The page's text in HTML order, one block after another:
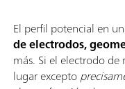
El perfil potencial en
de electrodos,
más. Si el electrodo
lugar excepto